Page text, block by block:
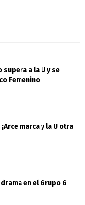
supera a la U y se
Femenino
marca y la U otra
en el Grupo G